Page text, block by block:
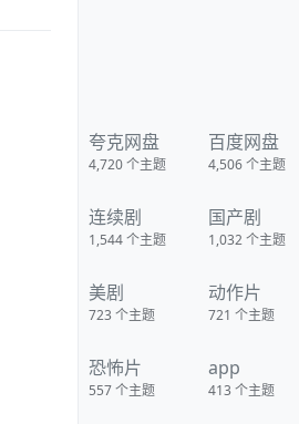
夸克网盘
4,720 个主题
百度网盘
4,506 个主题
连续剧
1,544 个主题
国产剧
1,032个主题
美剧
723 个主题
动作片
721个主题
恐怖片
557 个主题
app
413个主题